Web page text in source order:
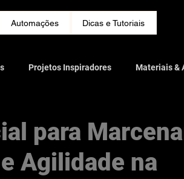
Automações Dicas e Tutoriais
Projetos Inspiradores Materiais &
& Negócios
para
Agilidade na